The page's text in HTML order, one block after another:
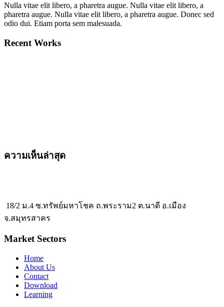
Nulla vitae elit libero, a pharetra augue. Nulla vitae elit libero, a
pharetra augue. Nulla vitae elit libero, a pharetra augue. Donec sed
odio dui. Etiam porta sem malesuada.
Recent Works
ความเห็นล่าสุด
18/2 ม.4 ซ.ทรัพย์มหาโชค ถ.พระราม2 ต.นาดี อ.เมือง
จ.สมุทรสาคร
Market Sectors
Home
About Us
Contact
Download
Learning